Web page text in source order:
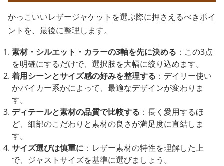
かっこいいレザージャケットを選ぶ際に押さえるべきポイ
ントを、最後に整理します。
素材・シルエット・カラーの3軸を先に決める ：この3点
を明確にするだけで、選択肢を大幅に絞り込めます。
着用シーンとサイズ感の好みを整理する ：デイリー使い
かバイカー系かによって、最適なデザインが変わりま
す。
ディテールと素材の品質で比較する ：長く愛用するほ
ど、細部のこだわりと素材の良さが満足度に直結しま
す。
サイズ選びは慎重に ：レザー素材の特性を理解した上
で、ジャストサイズを基準に選びましょう。